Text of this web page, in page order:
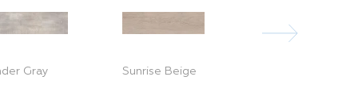
Gray Sunrise Beige